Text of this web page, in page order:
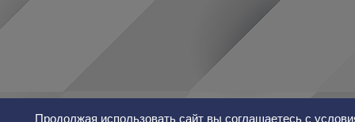
Продолжая использовать сайт вы соглашаетесь с